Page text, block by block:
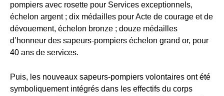
pompiers avec rosette pour Services exceptionnels,
échelon argent ; dix médailles pour Acte de courage et de
dévouement, échelon bronze ; douze médailles
d’honneur des sapeurs-pompiers échelon grand or, pour
40 ans de services.
Puis, les nouveaux sapeurs-pompiers volontaires ont été
symboliquement intégrés dans les effectifs du corps